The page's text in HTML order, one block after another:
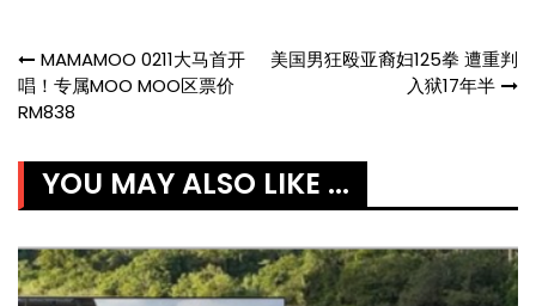
Post
navigation
MAMAMOO 0211大马首开
唱！专属MOO MOO区票价
RM838
美国男狂殴亚裔妇125拳 遭重判
入狱17年半
YOU MAY ALSO LIKE ...